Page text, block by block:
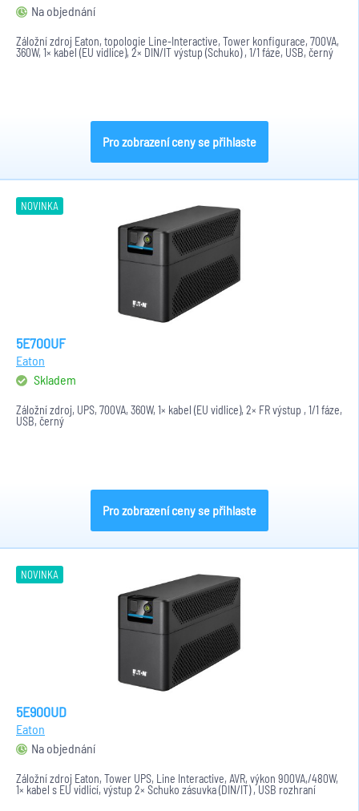
Na objednání
Záložní zdroj Eaton, topologie Line-Interactive, Tower konfigurace, 700VA,
360W, 1× kabel (EU vidlice), 2× DIN/IT výstup (Schuko) , 1/1 fáze, USB, černý
Pro zobrazení ceny se přihlaste
NOVINKA
5E700UF
Eaton
Skladem
Záložní zdroj, UPS, 700VA, 360W, 1× kabel (EU vidlice), 2× FR výstup , 1/1 fáze,
USB, černý
Pro zobrazení ceny se přihlaste
NOVINKA
5E900UD
Eaton
Na objednání
Záložní zdroj Eaton, Tower UPS, Line Interactive, AVR, výkon 900VA,/480W,
1× kabel s EU vidlicí, výstup 2× Schuko zásuvka (DIN/IT) , USB rozhraní